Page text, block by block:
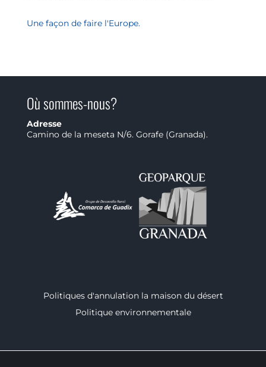
Une façon de faire l'Europe.
Où sommes-nous?
Adresse
Camino de la meseta N/6. Gorafe (Granada).
Politiques d'annulation la maison du désert
Politique environnementale